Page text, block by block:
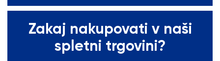
Zakaj nakupovati v naši
spletni trgovini?